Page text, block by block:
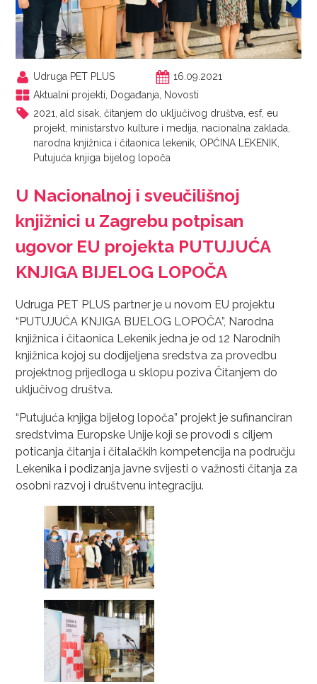
Udruga PET PLUS
16.09.2021
Aktualni projekti, Događanja, Novosti
2021,ald sisak,čitanjem do uključivog društva,esf,eu
projekt, ministarstvo kulture i medija, nacionalna zaklada,
narodna knjižnica i čitaonica lekenik, OPĆINA LEKENIK,
Putujuća knjiga bijelog lopoča
U Nacionalnoj i sveučilišnoj
knjižnici u Zagrebu potpisan
ugovor EU projekta PUTUJUĆA
KNJIGA BIJELOG LOPOČA
Udruga PET PLUS partner je u novom EU projektu
“PUTUJUĆA KNJIGA BIJELOG LOPOČA”, Narodna
knjižnica i čitaonica Lekenik jedna je od 12 Narodnih
knjižnica kojoj su dodijeljena sredstva za provedbu
projektnog prijedloga u sklopu poziva Čitanjem do
uključivog društva.
“Putujuća knjiga bijelog lopoča” projekt je sufinanciran
sredstvima Europske Unije koji se provodi s ciljem
poticanja čitanja i čitalačkih kompetencija na području
Lekenika i podizanja javne svijesti o važnosti čitanja za
osobni razvoj i društvenu integraciju.